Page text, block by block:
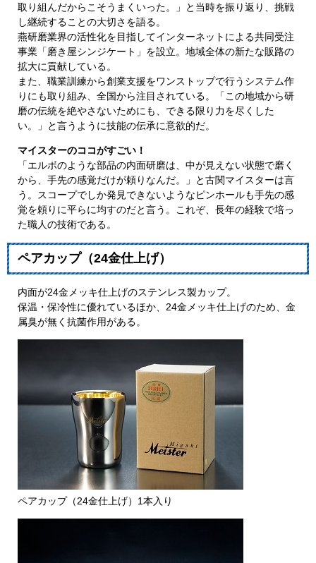
取り組んだからこそうまくいった。」と当時を振り返り、挑戦
し継続することの大切さを語る。
燕研磨業界の活性化を目指してインターネットによる共同受注
事業「磨き屋シンジケート」を設立。地域全体の新たな販路の
拡大に貢献している。
また、職業訓練から創業支援をワンストップで行うシステム作
りにも取り組み、全国から注目されている。「この地域から研
磨の伝統を絶やさないためにも、できる限り力を尽くした
い。」と言うように技能の伝承に意欲的だ。
マイスターのココがすごい！
「エルボのような部品の内面研磨は、中が見えない状態で磨く
から、手先の感覚だけが頼りなんだ。」と古関マイスターは言
う。スコープでしか発見できないようなピンホールも手先の感
覚を頼りに平らに均すのだと言う。これぞ、長年の経験で培っ
た職人の技術である。
ペアカップ（24金仕上げ）
内面が24金メッキ仕上げのステンレス製カップ。
保温・保冷性に優れているほか、24金メッキ仕上げのため、金
属臭が無く抗菌作用がある。
ペアカップ（24金仕上げ）1本入り